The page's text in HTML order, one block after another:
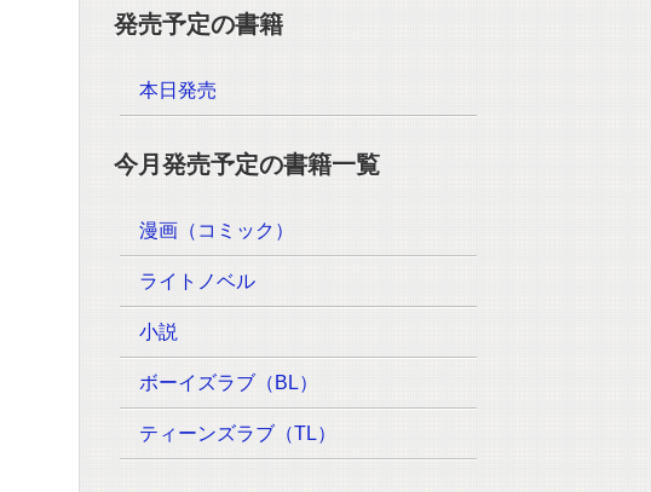
発売予定の書籍
本日発売
今月発売予定の書籍一覧
漫画（コミック）
ライトノベル
小説
ボーイズラブ（BL）
ティーンズラブ（TL）